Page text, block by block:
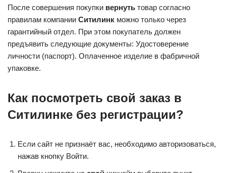
После совершения покупки вернуть товар согласно
правилам компании Ситилинк можно только через
гарантийный отдел. При этом покупатель должен
предъявить следующие документы: Удостоверение
личности (паспорт). Оплаченное изделие в фабричной
упаковке.
Как посмотреть свой заказ в
Ситилинке без регистрации?
Если сайт не признаёт вас, необходимо авторизоваться,
нажав кнопку Войти.